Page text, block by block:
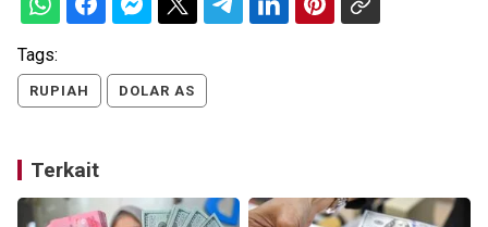
Tags:
RUPIAH DOLAR AS
Terkait